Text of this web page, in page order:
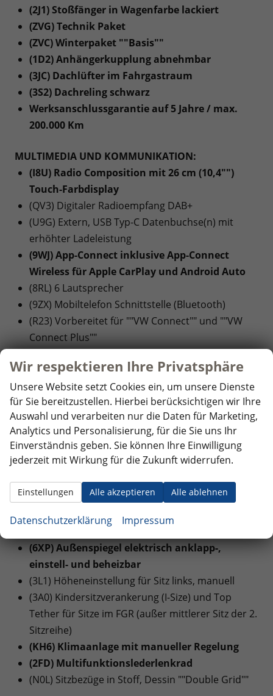
(2J1) Stoßfänger in Wagenfarbe lackiert
(ZVG) Technik Paket
(ZVC) Winterpaket ""Basis""
(1D2) Anhängerkupplung abnehmbar
(3JC) Dachlüfter im Fahrgastraum
(3S2) Dachreling schwarz
Werksanschlussgarantie auf 5 Jahre / max.
200.000 Km
MULTIMEDIA UND KOMMUNIKATION:
(I8U) Radio Composition mit 26 cm (10,4"")
Touch-Farbdisplay
(QV3) Digitaler Radioempfang DAB+
(U9G) Extern, USB Typ-C Datenbuchse(n) mit
erhöhter Ladeleistung
(9WJ) App-Connect inklusive App-Connect
Wireless für Apple CarPlay und Android Auto
(8RL) 6 Lautsprecher
(9ZX) Mobiltelefon Schnittstelle (Bluetooth)
(R23) Vorbereitet für ""VW Connect"" und ""VW
Connect Plus""
SICHERHEIT:
(EM2) Ablenkungs- und Müdigkeitserkennung
(4UF) Airbags für Fahrer und Beifahrer, mit
Beifahrer-Airbag-Deaktivierung
(8J3) Notbremsassistent ""Front Assist"" mit
Fußgänger- und Radfahrererkennung
(6C6) Seiten- und Kopfairbag für Fahrer und
Beifahrer, Kopfairbags für die äußeren Sitzplätze
hinten und Mittenairbag vorn
INNENAUSSTATTUNG UND KOMFORT:
(6XP) Außenspiegel elektrisch anklapp-,
einstell- und beheizbar
(3L1) Höheneinstellung für Sitz links, manuell
(3A0) Kindersitzverankerung (I-Size) und Top
Tether für Sitze im FGR (außer mittlerer Sitz der 2.
Sitzreihe)
(KH6) Klimaanlage mit manueller Regelung
(2FD) Multifunktionslederlenkrad
(N0L) Sitzbezüge in Stoff, Dessin ""Double Grid""
Wir respektieren Ihre Privatsphäre
Unsere Website setzt Cookies ein, um unsere Dienste
für Sie bereitzustellen. Hierbei berücksichtigen wir Ihre
Auswahl und verarbeiten nur die Daten für Marketing,
Analytics und Personalisierung, für die Sie uns Ihr
Einverständnis geben. Sie können Ihre Einwilligung
jederzeit mit Wirkung für die Zukunft widerrufen.
Alle akzeptieren Alle ablehnen
Einstellungen
Datenschutzerklärung Impressum